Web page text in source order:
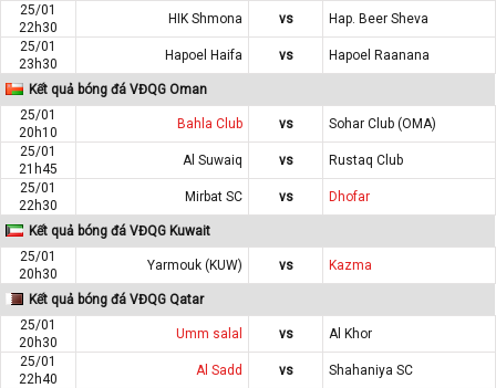
25/01
22h30
HIK Shmona vs
Hap. Beer Sheva
25/01
23h30
Hapoel Haifa vs Hapoel Raanana
Kết quả bóng đá VĐQG Oman
25/01
20h10
Bahla Club vs
Sohar Club (OMA)
25/01
21h45
Al Suwaiq vs
Rustaq Club
25/01
22h30
Mirbat SC vs Dhofar
Kết quả bóng đá VĐQG Kuwait
25/01
20h30
Yarmouk (KUW) vs Kazma
Kết quả bóng đá VĐQG Qatar
25/01
20h30
Umm salal vs
Al Khor
25/01
22h40
Al Sadd vs Shahaniya SC